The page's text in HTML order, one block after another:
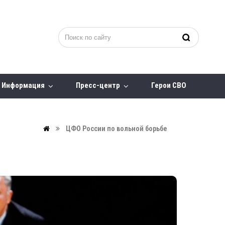
Информация Пресс-центр Герои СВО
ЦФО России по вольной борьбе